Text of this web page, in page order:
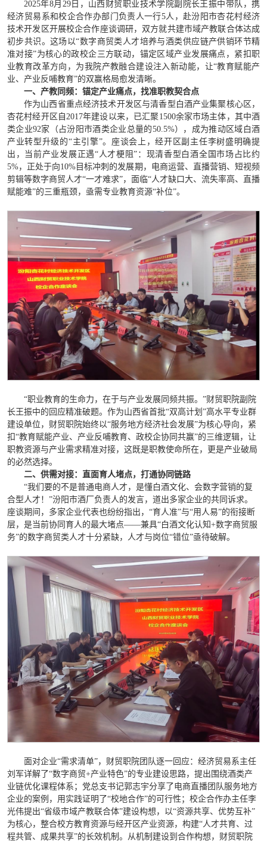
2025年8月29日，山西财贸职业技术学院副院长王振中带队，携
经济贸易系和校企合作办部门负责人一行5人，赴汾阳市杏花村经济
技术开发区开展校企合作座谈调研，双方就共建市域产教联合体达成
初步共识。这场以“数字商贸类人才培养与酒类供应链产供销环节精
准对接”为核心的政校企三方联动，锚定区域产业发展痛点，紧扣职
业教育改革方向，为我院产教融合建设注入新动能，让“教育赋能产
业、产业反哺教育”的双赢格局愈发清晰。
一、产教同频：锚定产业痛点，找准职教契合点
作为山西省重点经济技术开发区与清香型白酒产业集聚核心区，
杏花村经开区自2017年建设以来，已汇聚1500余家市场主体，其中酒
类企业92家（占汾阳市酒类企业总量的50.5%），成为推动区域白酒
产业转型升级的“主引擎”。座谈会上，经开区副主任李树盛明确提
出，当前产业发展正遇“人才梗阻”：现清香型白酒全国市场占比约
5%，正处于向10%目标冲刺的发展期，电商运营、直播营销、短视频
剪辑等数字商贸人才“一才难求”，面临“人才缺口大、流失率高、直播
赋能难”的三重瓶颈，亟需专业教育资源“补位”。
“职业教育的生命力，在于与产业发展同频共振。”财贸职院副院
长王振中的回应精准破题。作为山西省首批“双高计划”高水平专业群
建设单位，财贸职院始终以“服务地方经济社会发展”为核心导向，紧
扣“教育赋能产业、产业反哺教育、政校企协同共赢”的三维逻辑，让
职教资源与产业需求精准对接，这既是职教使命所在，更是产业破局
的必然选择。
二、供需对接：直面育人堵点，打通协同链路
“我们要的不是普通电商人才，是懂白酒文化、会数字营销的复
合型人才！”汾阳市酒厂负责人的发言，道出多家企业的共同诉求。
座谈期间，多家企业代表也纷纷指出，“育人准”与“用人易”的衔接断
层，是当前协同育人的最大堵点——兼具“白酒文化认知+数字商贸服
务”的数字商贸类人才十分紧缺，人才与岗位“错位”亟待破解。
面对企业“需求清单”，财贸职院团队逐一回应：经济贸易系主任
刘军详解了“数字商贸+产业特色”的专业建设思路，提出围绕酒类产
业链优化课程体系；党总支书记郭志宇分享了电商直播团队服务地方
企业的案例，用实践证明了“校地合作”的可行性；校企合作办主任李
光伟提出“省级市域产教联合体”建设构想，以“资源共享、优势互补”
为核心，整合校方教育资源与经开区产业资源，构建“人才共育、过
程共管、成果共享”的长效机制。从机制建设到合作构想，财贸职院